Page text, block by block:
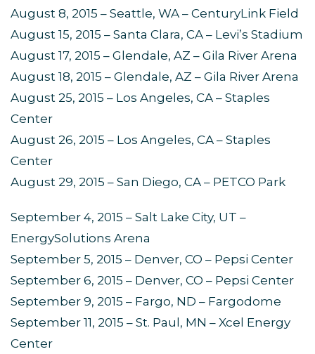
August 8, 2015 – Seattle, WA – CenturyLink Field
August 15, 2015 – Santa Clara, CA – Levi’s Stadium
August 17, 2015 – Glendale, AZ – Gila River Arena
August 18, 2015 – Glendale, AZ – Gila River Arena
August 25, 2015 – Los Angeles, CA – Staples
Center
August 26, 2015 – Los Angeles, CA – Staples
Center
August 29, 2015 – San Diego, CA – PETCO Park
September 4, 2015 – Salt Lake City, UT –
EnergySolutions Arena
September 5, 2015 – Denver, CO – Pepsi Center
September 6, 2015 – Denver, CO – Pepsi Center
September 9, 2015 – Fargo, ND – Fargodome
September 11, 2015 – St. Paul, MN – Xcel Energy
Center